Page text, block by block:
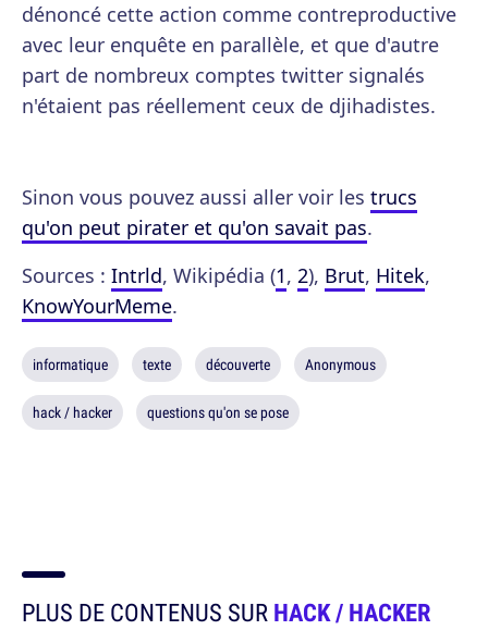
dénoncé cette action comme contreproductive
avec leur enquête en parallèle, et que d'autre
part de nombreux comptes twitter signalés
n'étaient pas réellement ceux de djihadistes.
Sinon vous pouvez aussi aller voir les trucs
qu'on peut pirater et qu'on savait pas.
Sources : Intrld, Wikipédia (1, 2), Brut, Hitek,
KnowYourMeme.
informatique texte découverte Anonymous
hack / hacker questions qu'on se pose
PLUS DE CONTENUS SURHACK / HACKER